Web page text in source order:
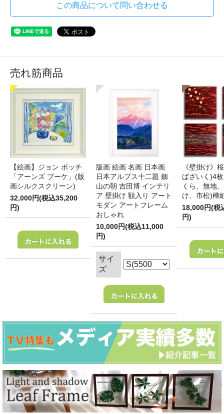
この商品について問い合わせる
売れ筋商品
【絵画】ジョン ボッチ
「アーンズ ブーケ」(版
画シルクスクリーン)
32,000円(税込35,200
円)
版画 絵画 名画 日本画
日本アルプス十二題 劔
山の朝 吉田博 インテリ
ア 壁掛け 額入り アート
モダン アートフレーム
おしゃれ
10,000円(税込11,000
円)
サイ
ズ
《壁掛け》
ばざいく)4
くら、無地
け、市松)樺
18,000円(税
円)